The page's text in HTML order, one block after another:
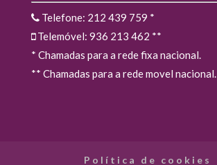
Telefone: 212 439 759 *
Telemóvel: 936 213 462 **
* Chamadas para a rede fixa nacional.
** Chamadas para a rede movel nacional.
Política de cookies